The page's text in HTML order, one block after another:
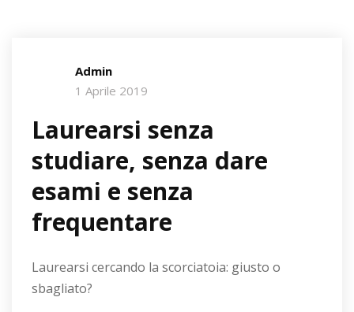
Admin
1 Aprile 2019
Laurearsi senza
studiare, senza dare
esami e senza
frequentare
Laurearsi cercando la scorciatoia: giusto o
sbagliato?